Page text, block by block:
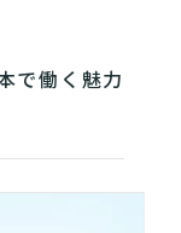
で働く魅力